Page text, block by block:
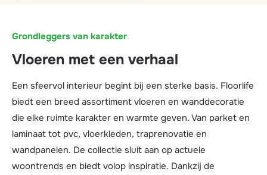
Grondleggers van karakter
Vloeren met een verhaal
Een sfeervol interieur begint bij een sterke basis. Floorlife
biedt een breed assortiment vloeren en wanddecoratie
die elke ruimte karakter en warmte geven. Van parket en
laminaat tot pvc, vloerkleden, traprenovatie en
wandpanelen. De collectie sluit aan op actuele
woontrends en biedt volop inspiratie. Dankzij de